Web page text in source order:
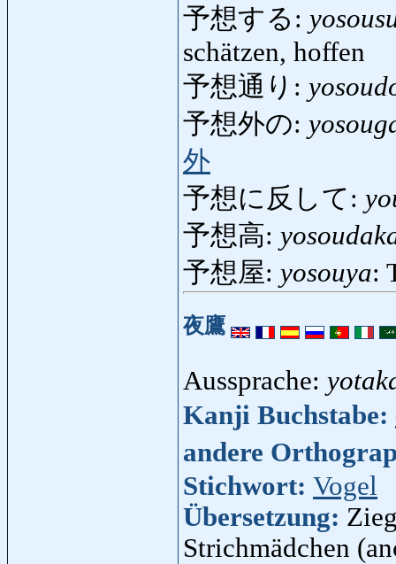
予想する:
schätzen, hoffen
予想通り:
予想外の:
外
予想に反して:
予想高:
予想屋: yosouya:
夜鷹
Aussprache:
Kanji Buchstabe:
andere
Stichwort: Vogel
Übersetzung:
Strichmädchen